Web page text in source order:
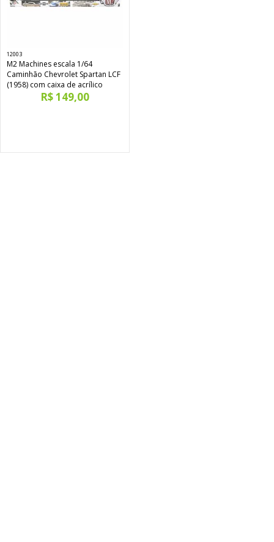
12003
M2 Machines escala 1/64
Caminhão Chevrolet Spartan LCF
(1958) com caixa de acrílico
R$ 149,00